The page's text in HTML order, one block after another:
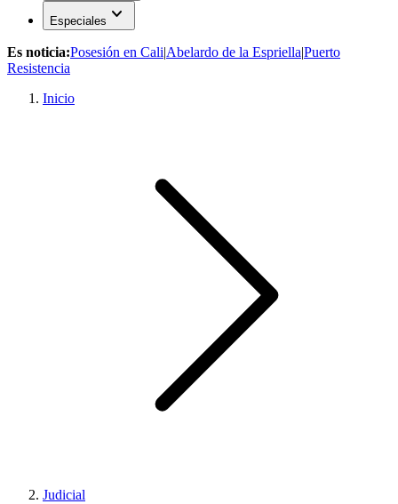
Especiales expand_more
Es noticia:Posesión en Cali|Abelardo de la Espriella|Puerto
Resistencia
Inicio
Judicial